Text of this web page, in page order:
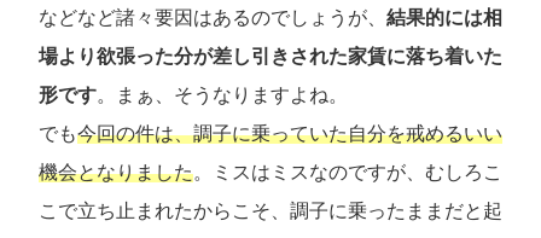
などなど諸々要因はあるのでしょうが、 結果的には相
場より欲張った分が差し引きされた家賃に落ち着いた
形です。まぁ、そうなりますよね。
でも今回の件は、調子に乗っていた自分を戒めるいい
機会となりました。ミスはミスなのですが、むしろこ
こで立ち止まれたからこそ、調子に乗ったままだと起